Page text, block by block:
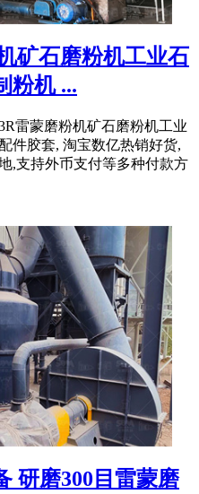
矿石磨粉机工业石
粉机 ...
雷蒙磨粉机矿石磨粉机工业
件胶套, 淘宝数亿热销好货,
,支持外币支付等多种付款方
研磨300目雷蒙磨